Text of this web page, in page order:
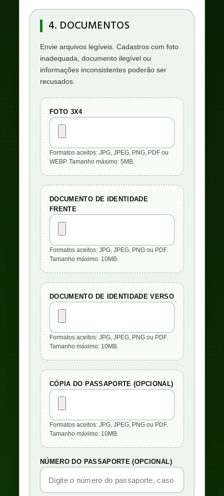
4. DOCUMENTOS
Envie arquivos legíveis. Cadastros com foto
inadequada, documento ilegível ou
informações inconsistentes poderão ser
recusados.
FOTO 3X4
Formatos aceitos: JPG, JPEG, PNG, PDF ou
WEBP. Tamanho máximo: 5MB.
DOCUMENTO DE IDENTIDADE
FRENTE
Formatos aceitos: JPG, JPEG, PNG ou PDF.
Tamanho máximo: 10MB.
DOCUMENTO DE IDENTIDADE VERSO
Formatos aceitos: JPG, JPEG, PNG ou PDF.
Tamanho máximo: 10MB.
CÓPIA DO PASSAPORTE (OPCIONAL)
Formatos aceitos: JPG, JPEG, PNG ou PDF.
Tamanho máximo: 10MB.
NÚMERO DO PASSAPORTE (OPCIONAL)